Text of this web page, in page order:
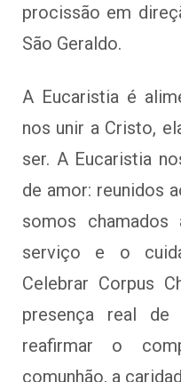
procissão em
São Geraldo.
A Eucaristia é
nos unir a Cristo,
ser. A Eucaristia
de amor: reunidos
somos
serviço e o
Celebrar Corpus
presença real
reafirmar o
comunhão, a